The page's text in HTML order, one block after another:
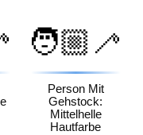
🧑🏼‍🦯
Person Mit
Gehstock:
Mittelhelle
Hautfarbe